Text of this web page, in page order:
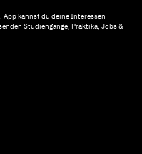
kannst du deine Interessen
Studiengänge, Praktika, Jobs &